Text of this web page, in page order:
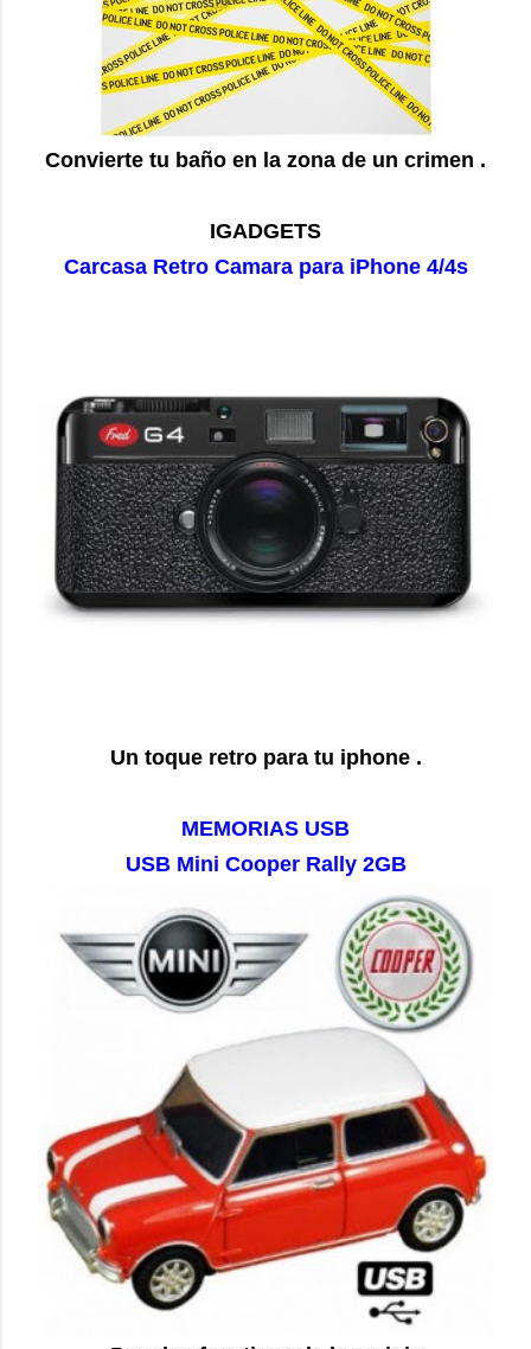
Convierte tu baño en la zona de un crimen .
IGADGETS
Carcasa Retro Camara para iPhone 4/4s
Un toque retro para tu iphone .
MEMORIAS USB
USB Mini Cooper Rally 2GB